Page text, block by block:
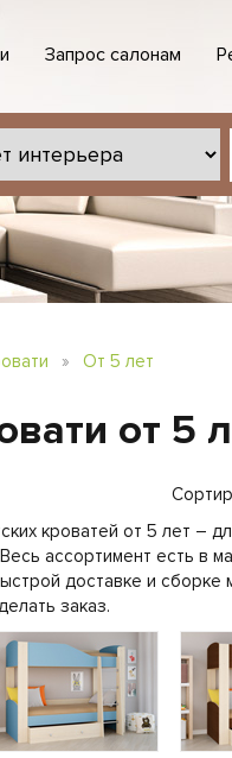
Запрос салонам
» От 5 лет
от 5
кроватей от 5 лет –
ассортимент есть в
доставке и сборке
заказ.